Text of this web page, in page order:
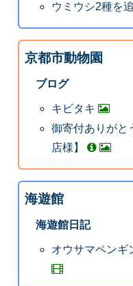
ウミウシ2種を
京都市動物園
ブログ
キビタキ
御寄付ありがと
店様】
海遊館
海遊館日記
オウサマペンギ